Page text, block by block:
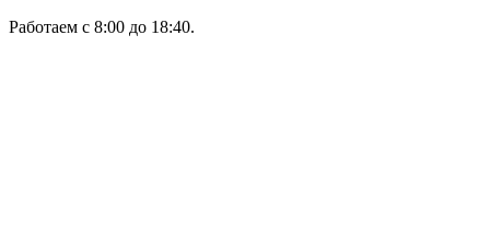
Работаем с 8:00 до 18:40.